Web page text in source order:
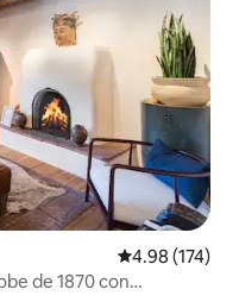
Calificación
4.98 (174)
de 1870 con